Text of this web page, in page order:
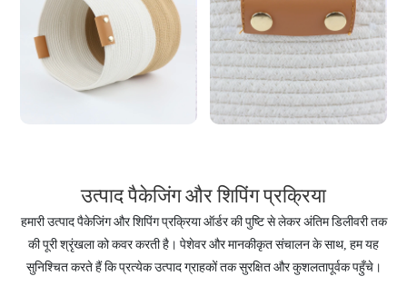
उत्पाद पैकेजिंग और शिपिंग प्रक्रिया
हमारी उत्पाद पैकेजिंग और शिपिंग प्रक्रिया ऑर्डर की पुष्टि से लेकर अंतिम डिलीवरी तक
की पूरी श्रृंखला को कवर करती है। पेशेवर और मानकीकृत संचालन के साथ, हम यह
सुनिश्चित करते हैं कि प्रत्येक उत्पाद ग्राहकों तक सुरक्षित और कुशलतापूर्वक पहुँचे।